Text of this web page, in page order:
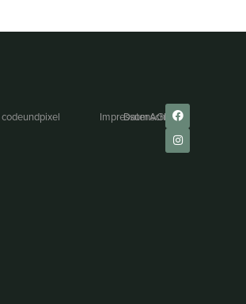
codeundpixel ImpressumDatenschutz
AGB